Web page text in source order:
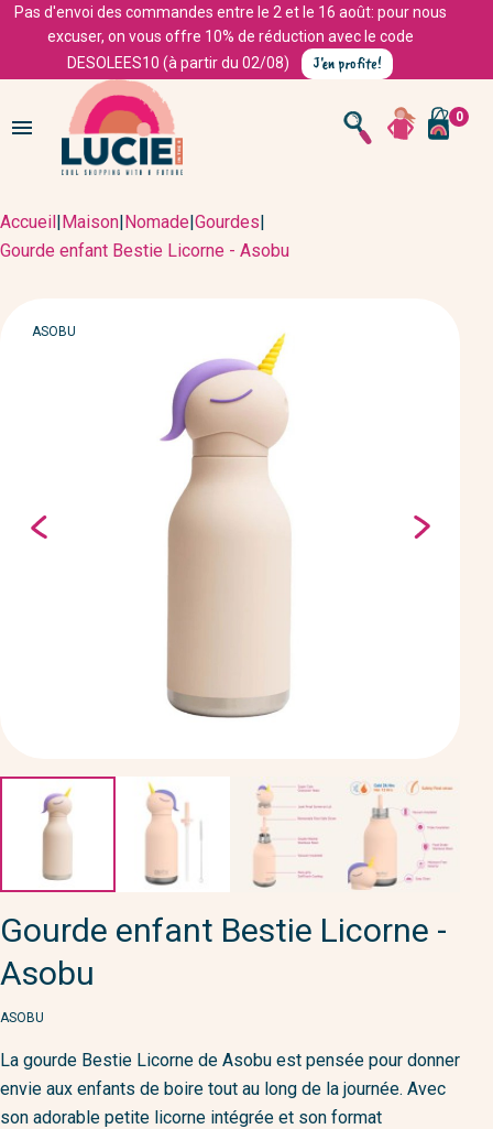
Pas d'envoi des commandes entre le 2 et le 16 août: pour nous
excuser, on vous offre 10% de réduction avec le code
DESOLEES10 (à partir du 02/08)
J'en profite!
 0
Accueil|Maison|Nomade|Gourdes|
Gourde enfant Bestie Licorne - Asobu
MARQUE
ASOBU
Gourde enfant Bestie Licorne -
Asobu
MARQUE
ASOBU
La gourde Bestie Licorne de Asobu est pensée pour donner
envie aux enfants de boire tout au long de la journée. Avec
son adorable petite licorne intégrée et son format